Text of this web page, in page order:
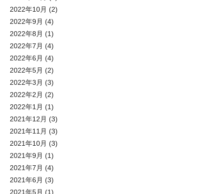
2022年10月 (2)
2022年9月 (4)
2022年8月 (1)
2022年7月 (4)
2022年6月 (4)
2022年5月 (2)
2022年3月 (3)
2022年2月 (2)
2022年1月 (1)
2021年12月 (3)
2021年11月 (3)
2021年10月 (3)
2021年9月 (1)
2021年7月 (4)
2021年6月 (3)
2021年5月 (1)